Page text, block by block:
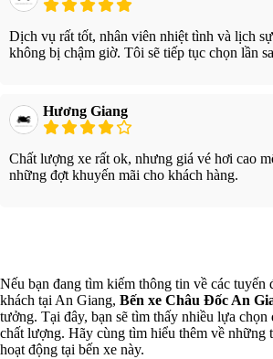
Dịch vụ rất tốt, nhân viên nhiệt tình và lịch
không bị chậm giờ. Tôi sẽ tiếp tục chọn lần
Hương Giang
Chất lượng xe rất ok, nhưng giá vé hơi cao
những đợt khuyến mãi cho khách hàng.
Nếu bạn đang tìm kiếm thông tin về các tuyến
khách tại An Giang, Bến xe Châu Đốc An
tưởng. Tại đây, bạn sẽ tìm thấy nhiều lựa chọn
chất lượng. Hãy cùng tìm hiểu thêm về những
hoạt động tại bến xe này.